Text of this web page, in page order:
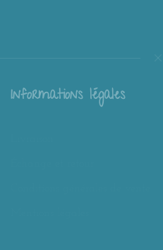
Informations légales